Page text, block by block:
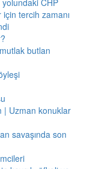
CHP
için tercih zamanı
butlan
| Uzman konuklar
savaşında son